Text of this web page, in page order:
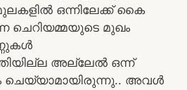
ഒന്നിലേക്ക് കൈ
ചെറിയമ്മയുടെ മുഖം
അല്ലേൽ ഒന്ന്
ചെയ്യാമായിരുന്നു.. അവൾ